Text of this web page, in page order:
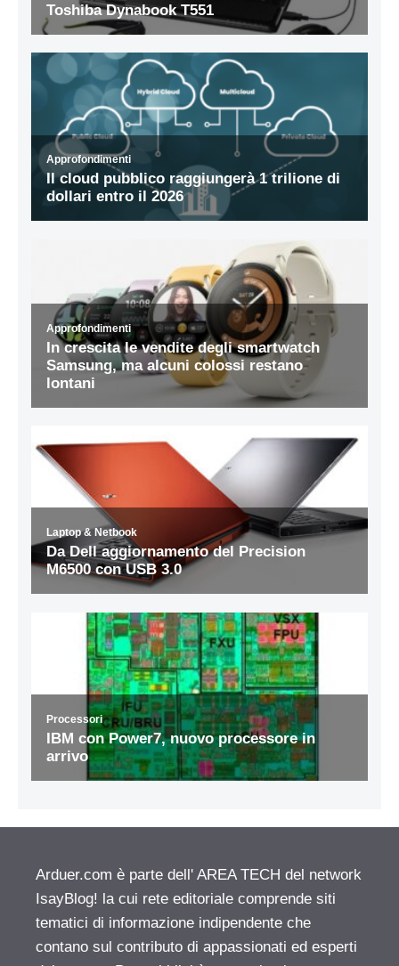
Arduer.com è parte dell' AREA TECH del network
IsayBlog! la cui rete editoriale comprende siti
tematici di informazione indipendente che
contano sul contributo di appassionati ed esperti